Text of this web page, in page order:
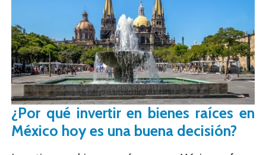
¿Por qué invertir en bienes raíces en
México hoy es una buena decisión?